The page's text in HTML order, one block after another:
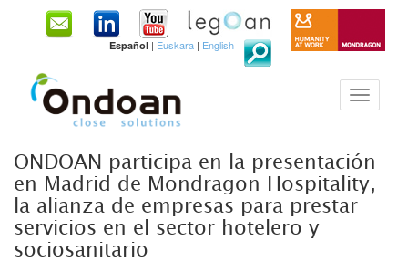
Español | Euskara | English
ONDOAN participa en la presentación
en Madrid de Mondragon Hospitality,
la alianza de empresas para prestar
servicios en el sector hotelero y
sociosanitario